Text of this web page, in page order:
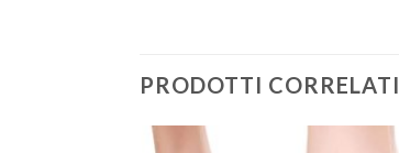
PRODOTTI CORRELATI